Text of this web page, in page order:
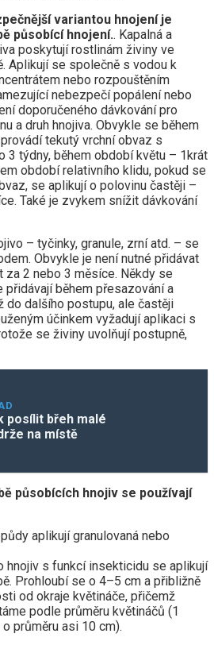
variantou hnojení je
působící hnojení.. Kapalná a
poskytují rostlinám živiny ve
Aplikují se společně s vodou k
nebo rozpouštěním
nebezpečí popálení nebo
doporučeného dávkování pro
a druh hnojiva. Obvykle se během
tekutý vrchní obvaz s
3 týdny, během období květu – 1krát
období relativního klidu, pokud se
se aplikují o polovinu častěji –
Také je zvykem snížit dávkování
– tyčinky, granule, zrní atd. – se
Obvykle je není nutné přidávat
za 2 nebo 3 měsíce. Někdy se
přidávají během přesazování a
do dalšího postupu, ale častěji
účinkem vyžadují aplikaci s
se živiny uvolňují postupně,
posílit břeh malé
na místě
působících hnojiv se používají
aplikují granulovaná nebo
hnojiv s funkcí insekticidu se aplikují
Prohloubí se o 4–5 cm a přibližně
od okraje květináče, přičemž
podle průměru květináčů (1
průměru asi 10 cm).